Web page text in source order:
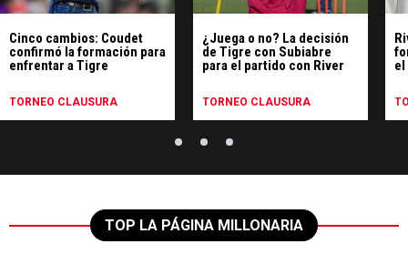
Cinco cambios: Coudet
confirmó la formación para
enfrentar a Tigre
TORNEO CLAUSURA
¿Juega o no? La decisión
de Tigre con Subiabre
para el partido con River
TORNEO CLAUSURA
TOP LA PÁGINA MILLONARIA